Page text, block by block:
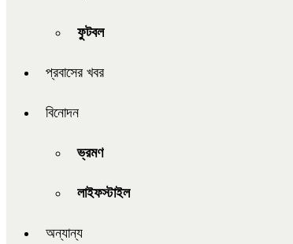
ফুটবল
প্রবাসের খবর
বিনোদন
ভ্রমণ
লাইফস্টাইল
অন্যান্য